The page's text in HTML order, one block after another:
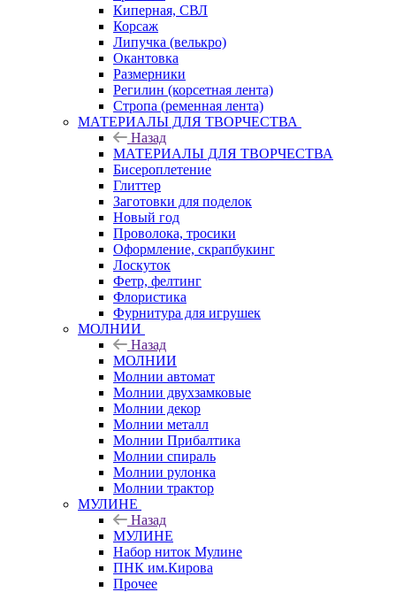
Киперная, СВЛ
Корсаж
Липучка (велькро)
Окантовка
Размерники
Регилин (корсетная лента)
Стропа (ременная лента)
МАТЕРИАЛЫ ДЛЯ ТВОРЧЕСТВА
Назад
МАТЕРИАЛЫ ДЛЯ ТВОРЧЕСТВА
Бисероплетение
Глиттер
Заготовки для поделок
Новый год
Проволока, тросики
Оформление, скрапбукинг
Лоскуток
Фетр, фелтинг
Флористика
Фурнитура для игрушек
МОЛНИИ
Назад
МОЛНИИ
Молнии автомат
Молнии двухзамковые
Молнии декор
Молнии металл
Молнии Прибалтика
Молнии спираль
Молнии рулонка
Молнии трактор
МУЛИНЕ
Назад
МУЛИНЕ
Набор ниток Мулине
ПНК им.Кирова
Прочее